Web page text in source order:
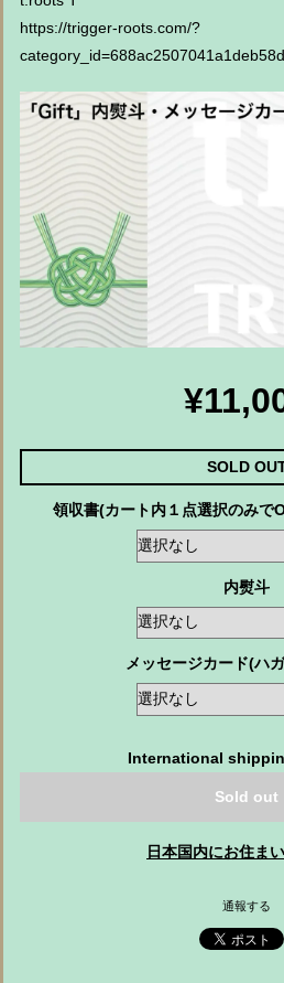
https://trigger-roots.com/?
SOLD
領収書(カート内１点選択のみで
内熨斗
メッセージカード(ハ
International
Sold out
日本国内にお住ま
通報する